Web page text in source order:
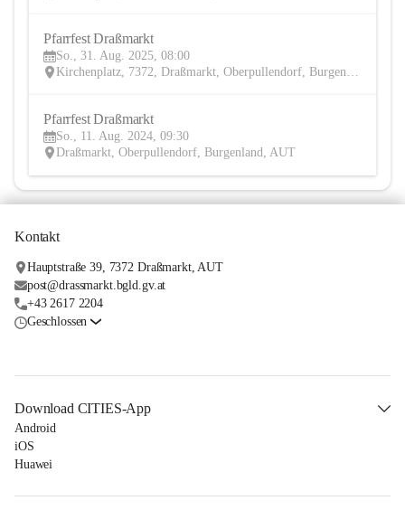
Pfarrfest Draßmarkt
So., 31. Aug. 2025, 08:00
Kirchenplatz, 7372, Draßmarkt, Oberpullendorf, Burgenland, AUT
Pfarrfest Draßmarkt
So., 11. Aug. 2024, 09:30
Draßmarkt, Oberpullendorf, Burgenland, AUT
Kontakt
Hauptstraße 39, 7372 Draßmarkt, AUT
post@drassmarkt.bgld.gv.at
+43 2617 2204
Geschlossen
Download CITIES-App
Android
iOS
Huawei